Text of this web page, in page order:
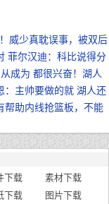
威少真耽误事，被双后
菲尔汉迪：科比说得分
成为 都很兴奋！湖人
：主帅要做的就 湖人还
帮助内线抢篮板，不能
下载
素材下载
下载 图片下载